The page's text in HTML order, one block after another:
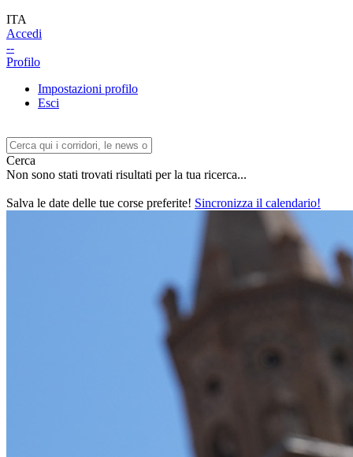
ITA
Accedi
--
Profilo
Impostazioni profilo
Esci
Cerca
Non sono stati trovati risultati per la tua ricerca...
Salva le date delle tue corse preferite! Sincronizza il calendario!